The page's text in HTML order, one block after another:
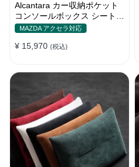
Alcantara カー収納ポケット
コンソールボックス シートポ
ケット 隙間ポケットセット
MAZDA アクセラ対応
¥ 15,970 (税込)